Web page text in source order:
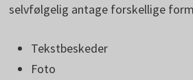
selvfølgelig antage forskellige
Tekstbeskeder
Foto